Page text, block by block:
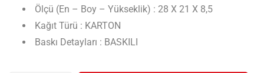
Ölçü (En – Boy – Yükseklik) : 28 X 21 X 8,5
Kağıt Türü : KARTON
Baskı Detayları : BASKILI